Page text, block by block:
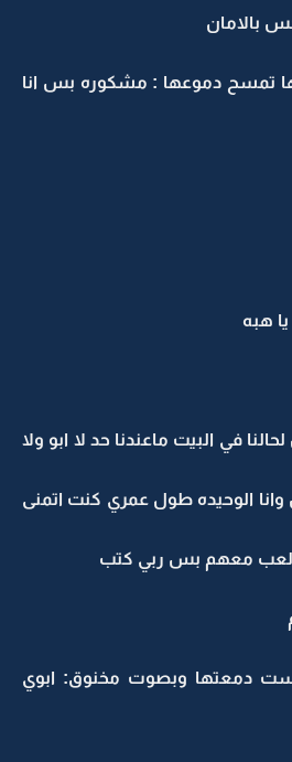
بالامان
تمسح دموعها : مشكوره بس انا
هبه
في البيت ماعندنا حد لا ابو ولا
الوحيده طول عمري كنت اتمنى
العب معهم بس ربي كتب
دمعتها وبصوت مخنوق: ابوي